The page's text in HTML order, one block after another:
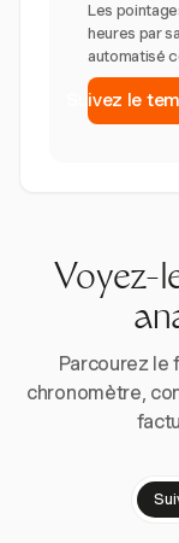
Les
heures par
automatisé
Suivez le
Voyez-
Parcourez le
chronomètre,